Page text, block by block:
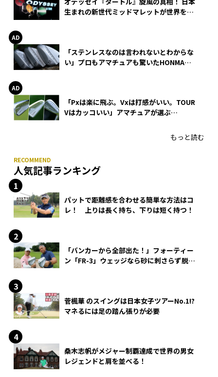
生まれの新世代ミッドマレットが世界を席
「ステンレスなのは言われないとわからな
い」プロもアマチュアも驚いたHONMA
「Pxは楽に飛ぶ。Vxは打感がいい。TOUR
Vはカッコいい」アマチュアが選ぶ
もっと読む
人気記事ランキング
パットで距離感を合わせる簡単な方法はコ
レ！ 上りは長く持ち、下りは短く持つ！
「バンカーから全部出た！」フォーティー
ン「FR-3」ウェッジなら砂に刺さらず脱出
菅楓華 のスイングは日本女子ツアーNo.1!?
マネるには足の踏ん張りが必要
桑木志帆がメジャー制覇達成で世界の男女
レジェンドと肩を並べる！